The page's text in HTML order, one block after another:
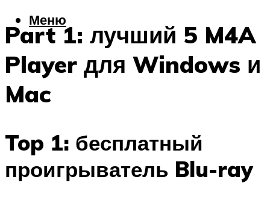
Меню
Part 1: лучший 5 M4A
Player для Windows и
Mac
Top 1: бесплатный
проигрыватель Blu-ray